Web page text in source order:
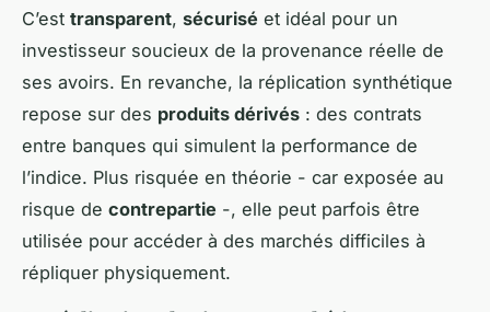
C’est transparent, sécurisé et idéal pour un
investisseur soucieux de la provenance réelle de
ses avoirs. En revanche, la réplication synthétique
repose sur des produits dérivés : des contrats
entre banques qui simulent la performance de
l’indice. Plus risquée en théorie - car exposée au
risque de contrepartie -, elle peut parfois être
utilisée pour accéder à des marchés difficiles à
répliquer physiquement.